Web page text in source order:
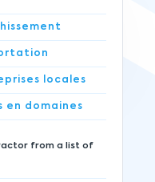
locales
en domaines
from a list of